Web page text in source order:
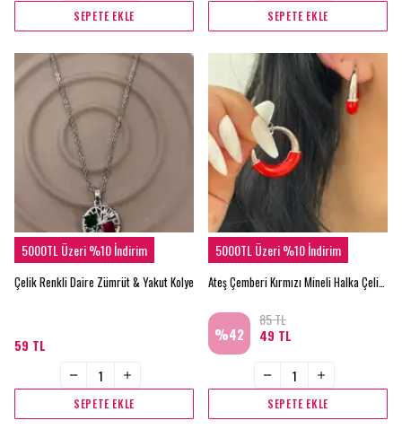
SEPETE EKLE SEPETE EKLE
5000TL Üzeri %10 İndirim
Çelik Renkli Daire Zümrüt & Yakut Kolye
59 TL
SEPETE EKLE
5000TL Üzeri %10 İndirim
Ateş Çemberi Kırmızı Mineli Halka Çelik Küpe
%42
85 TL
49 TL
SEPETE EKLE